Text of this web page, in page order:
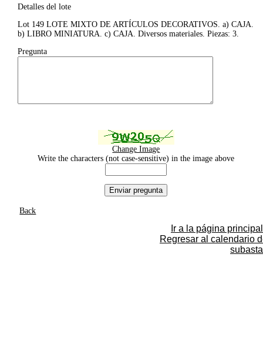
Detalles del lote
Lot 149 LOTE MIXTO DE ARTÍCULOS DECORATIVOS. a) CAJA.
b) LIBRO MINIATURA. c) CAJA. Diversos materiales. Piezas: 3.
Pregunta
Change Image
Write the characters (not case-sensitive) in the image above
Back
Ir a la página principal
Regresar al calendario